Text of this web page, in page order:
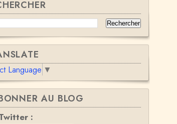
Language ▼
AU BLOG
: